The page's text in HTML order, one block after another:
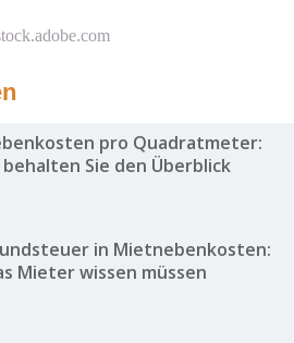
pro Quadratmeter:
behalten Sie den Überblick
in Mietnebenkosten:
Mieter wissen müssen